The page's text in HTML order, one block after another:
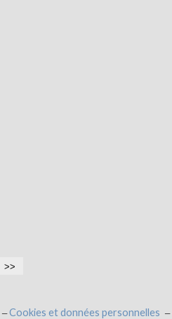
>>
Cookies et données personnelles